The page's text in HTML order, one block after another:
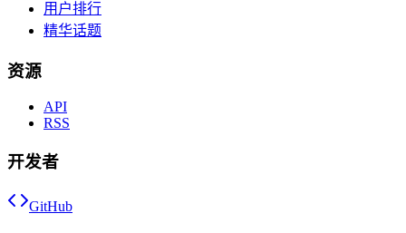
用户排行
精华话题
资源
API
RSS
开发者
GitHub